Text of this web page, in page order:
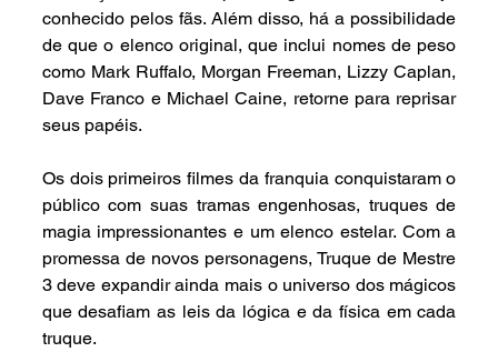
conhecido pelos fãs. Além disso, há a possibilidade
de que o elenco original, que inclui nomes de peso
como Mark Ruffalo, Morgan Freeman, Lizzy Caplan,
Dave Franco e Michael Caine, retorne para reprisar
seus papéis.
Os dois primeiros filmes da franquia conquistaram o
público com suas tramas engenhosas, truques de
magia impressionantes e um elenco estelar. Com a
promessa de novos personagens, Truque de Mestre
3 deve expandir ainda mais o universo dos mágicos
que desafiam as leis da lógica e da física em cada
truque.